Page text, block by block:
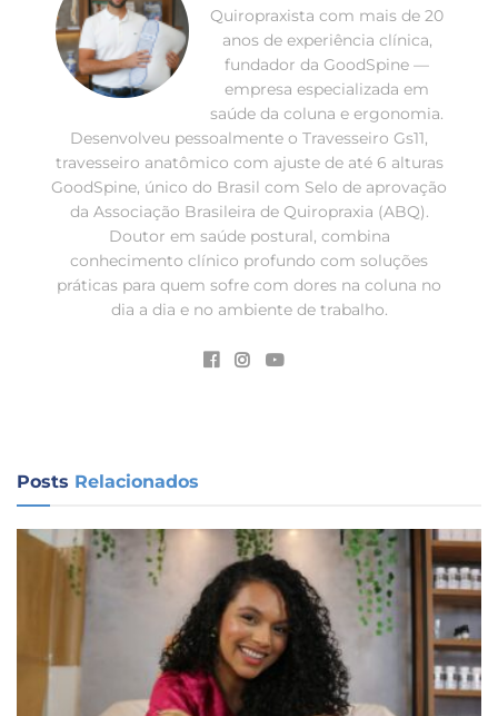
Quiropraxista com mais de 20
anos de experiência clínica,
fundador da GoodSpine —
empresa especializada em
saúde da coluna e ergonomia.
Desenvolveu pessoalmente o Travesseiro Gs11,
travesseiro anatômico com ajuste de até 6 alturas
GoodSpine, único do Brasil com Selo de aprovação
da Associação Brasileira de Quiropraxia (ABQ).
Doutor em saúde postural, combina
conhecimento clínico profundo com soluções
práticas para quem sofre com dores na coluna no
dia a dia e no ambiente de trabalho.
Posts Relacionados